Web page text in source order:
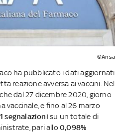
©Ansa
ha pubblicato i dati aggiornati
reazione avversa ai vaccini. Nel
dal 27 dicembre 2020, giorno
vaccinale, e fino al 26 marzo
segnalazionisu un totale di
pari allo0,098%